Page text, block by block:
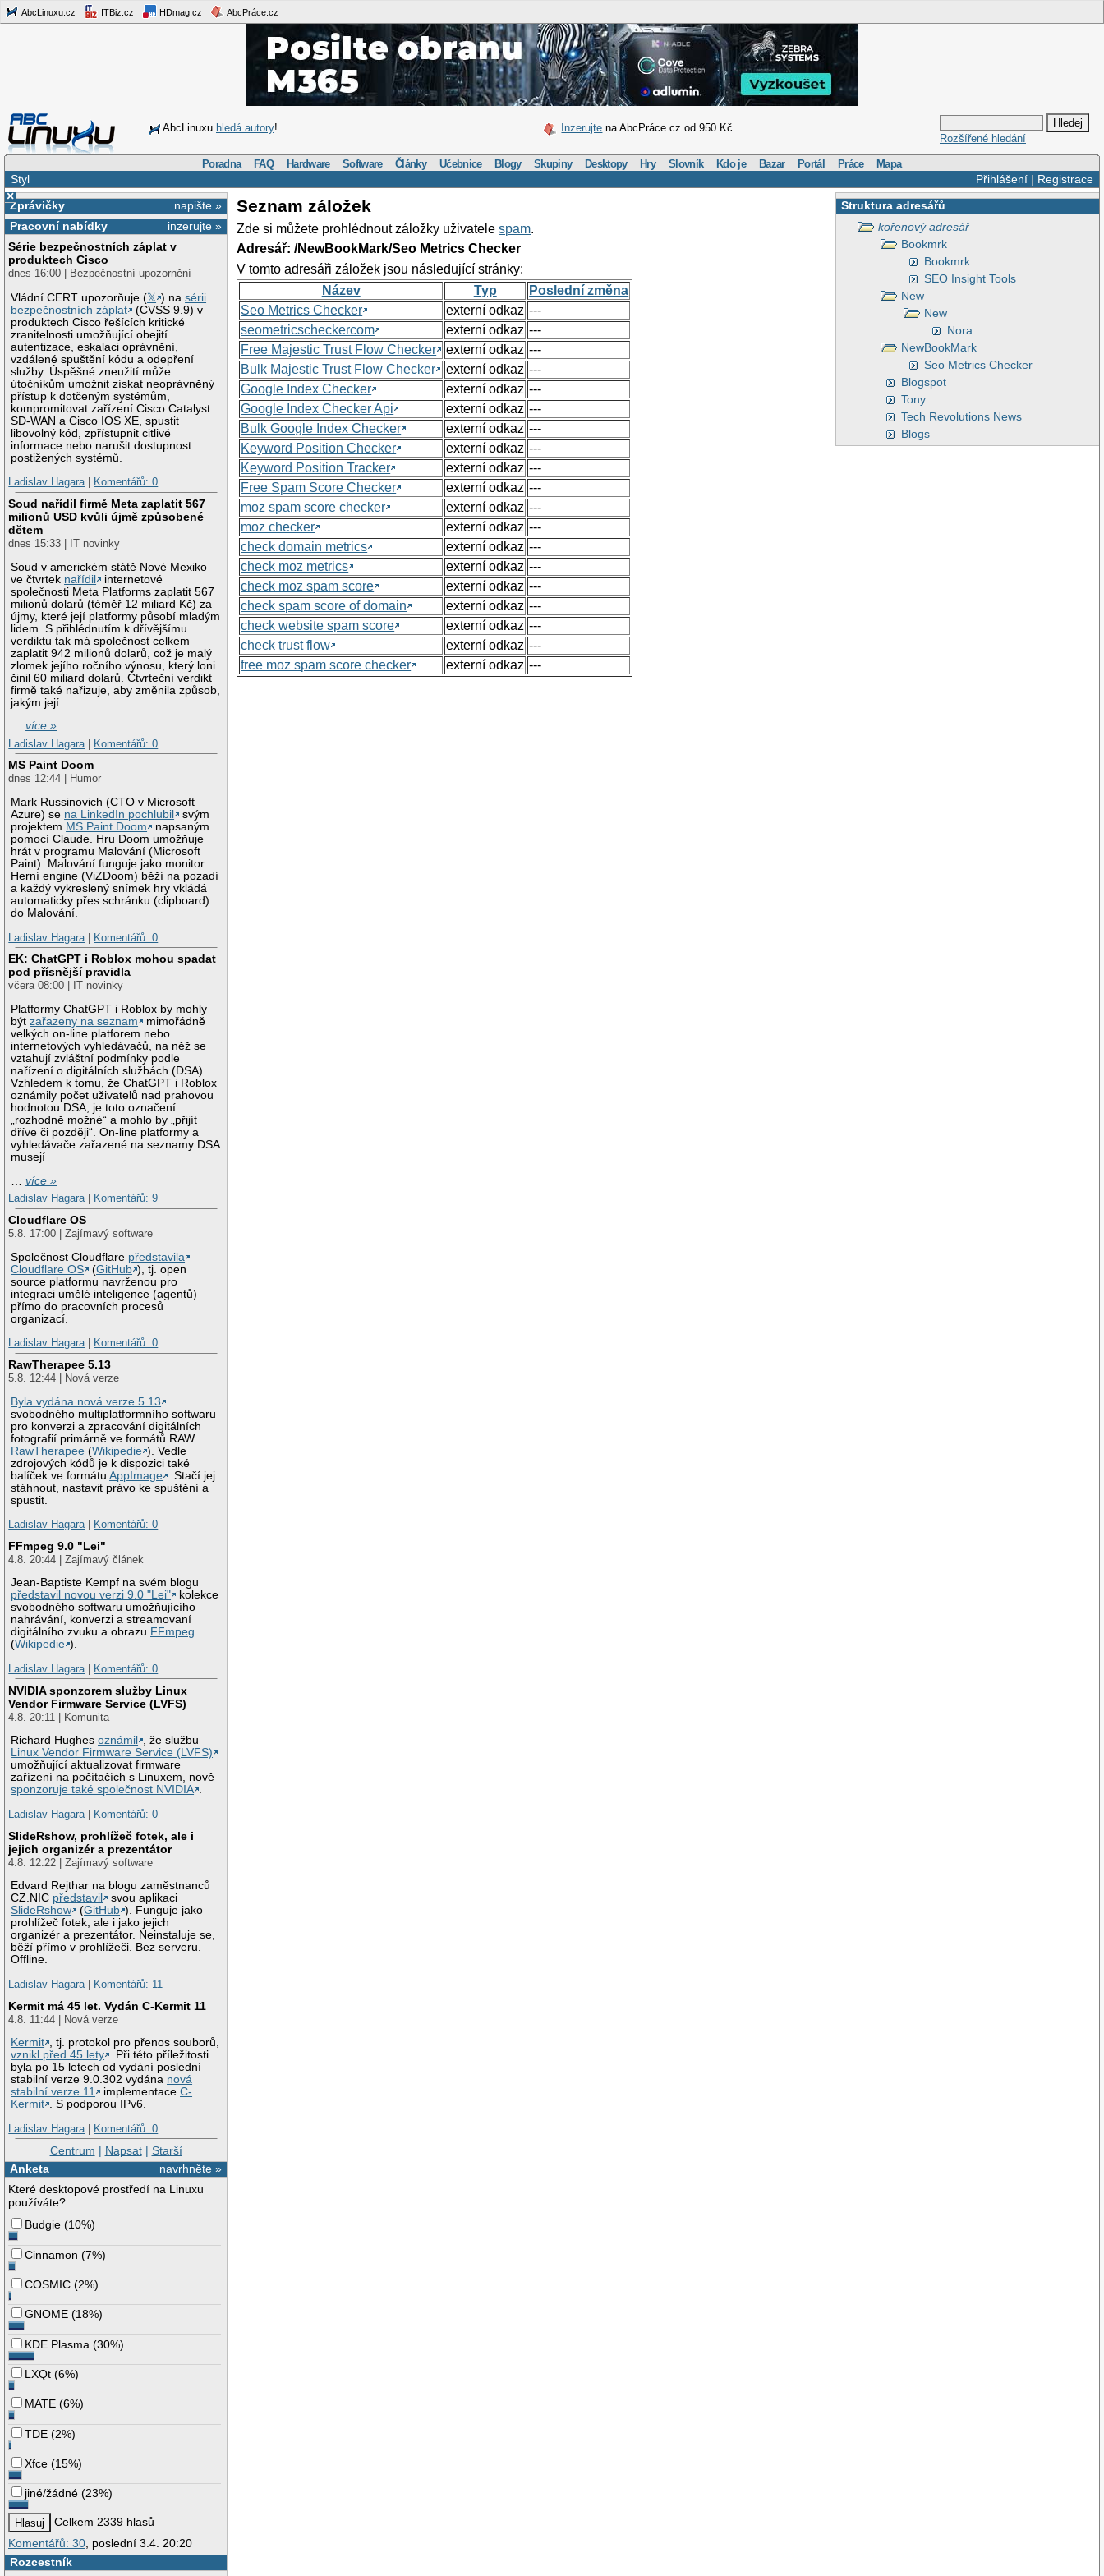
AbcLinuxu.cz ITBiz.cz HDmag.cz AbcPráce.cz
AbcLinuxu hledá autory! Inzerujte na AbcPráce.cz od 950 Kč
Rozšířené hledání
Poradna FAQ Hardware Software Články Učebnice Blogy Skupiny Desktopy Hry Slovník Kdo je Bazar Portál Práce Mapa
Přihlášení| Registrace
Styl
×
napište »
Zprávičky
inzerujte »
Pracovní nabídky
Série bezpečnostních záplat v
produktech Cisco
dnes 16:00 | Bezpečnostní upozornění
Vládní CERT upozorňuje (𝕏 ) nasérii
bezpečnostních záplat
(CVSS 9.9) v
produktech Cisco řešících kritické
zranitelnosti umožňující obejití
autentizace, eskalaci oprávnění,
vzdálené spuštění kódu a odepření
služby. Úspěšné zneužití může
útočníkům umožnit získat neoprávněný
přístup k dotčeným systémům,
kompromitovat zařízení Cisco Catalyst
SD-WAN a Cisco IOS XE, spustit
libovolný kód, zpřístupnit citlivé
informace nebo narušit dostupnost
postižených systémů.
Ladislav Hagara| Komentářů: 0
Soud nařídil firmě Meta zaplatit 567
milionů USD kvůli újmě způsobené
dětem
dnes 15:33 | IT novinky
Soud v americkém státě Nové Mexiko
ve čtvrtek nařídil
internetové
společnosti Meta Platforms zaplatit 567
milionů dolarů (téměř 12 miliard Kč) za
újmy, které její platformy působí mladým
lidem. S přihlédnutím k dřívějšímu
verdiktu tak má společnost celkem
zaplatit 942 milionů dolarů, což je malý
zlomek jejího ročního výnosu, který loni
činil 60 miliard dolarů. Čtvrteční verdikt
firmě také nařizuje, aby změnila způsob,
jakým její
…více »
Ladislav Hagara
Komentářů: 0
MS Paint Doom
dnes 12:44 | Humor
Mark Russinovich (CTO v Microsoft
Azure) se na LinkedIn pochlubil
svým
projektem MS Paint Doom
napsaným
pomocí Claude. Hru Doom umožňuje
hrát v programu Malování (Microsoft
Paint). Malování funguje jako monitor.
Herní engine (ViZDoom) běží na pozadí
a každý vykreslený snímek hry vkládá
automaticky přes schránku (clipboard)
do Malování.
Ladislav Hagara
Komentářů: 0
EK: ChatGPT i Roblox mohou spadat
pod přísnější pravidla
včera 08:00 | IT novinky
Platformy ChatGPT i Roblox by mohly
býtzařazeny na seznam
mimořádně
velkých on-line platforem nebo
internetových vyhledávačů, na něž se
vztahují zvláštní podmínky podle
nařízení o digitálních službách (DSA).
Vzhledem k tomu, že ChatGPT i Roblox
oznámily počet uživatelů nad prahovou
hodnotou DSA, je toto označení
„rozhodně možné“ a mohlo by „přijít
dříve či později“. On-line platformy a
vyhledávače zařazené na seznamy DSA
musejí
…více »
Ladislav Hagara| Komentářů: 9
Cloudflare OS
5.8. 17:00 | Zajímavý software
Společnost Cloudflare představila
Cloudflare OS
(GitHub ), tj. open
source platformu navrženou pro
integraci umělé inteligence (agentů)
přímo do pracovních procesů
organizací.
Ladislav Hagara| Komentářů: 0
RawTherapee 5.13
5.8. 12:44 | Nová verze
Byla vydána nová verze 5.13
svobodného multiplatformního softwaru
pro konverzi a zpracování digitálních
fotografií primárně ve formátů RAW
RawTherapee (Wikipedie ). Vedle
zdrojových kódů je k dispozici také
balíček ve formátuAppImage
. Stačí jej
stáhnout, nastavit právo ke spuštění a
spustit.
Ladislav Hagara| Komentářů: 0
FFmpeg 9.0 "Lei"
4.8. 20:44 | Zajímavý článek
Jean-Baptiste Kempf na svém blogu
představil novou verzi 9.0 "Lei"
kolekce
svobodného softwaru umožňujícího
nahrávání, konverzi a streamovaní
digitálního zvuku a obrazu FFmpeg
(Wikipedie ).
Ladislav Hagara| Komentářů: 0
NVIDIA sponzorem služby Linux
Vendor Firmware Service (LVFS)
4.8. 20:11 | Komunita
Richard Hughesoznámil
, že službu
Linux Vendor Firmware Service (LVFS)
umožňující aktualizovat firmware
zařízení na počítačích s Linuxem, nově
sponzoruje také společnost NVIDIA .
Ladislav Hagara| Komentářů: 0
SlideRshow, prohlížeč fotek, ale i
jejich organizér a prezentátor
4.8. 12:22 | Zajímavý software
Edvard Rejthar na blogu zaměstnanců
CZ.NIC představil
svou aplikaci
SlideRshow
(GitHub ). Funguje jako
prohlížeč fotek, ale i jako jejich
organizér a prezentátor. Neinstaluje se,
běží přímo v prohlížeči. Bez serveru.
Offline.
Ladislav Hagara| Komentářů: 11
Kermit má 45 let. Vydán C-Kermit 11
4.8. 11:44 | Nová verze
Kermit , tj. protokol pro přenos souborů,
vznikl před 45 lety . Při této příležitosti
byla po 15 letech od vydání poslední
stabilní verze 9.0.302 vydána nová
stabilní verze 11
implementaceC-
Kermit . S podporou IPv6.
Ladislav Hagara| Komentářů: 0
Centrum | Napsat| Starší
navrhněte »
Anketa
Které desktopové prostředí na Linuxu
používáte?
Budgie (10%)
Cinnamon (7%)
COSMIC (2%)
GNOME (18%)
KDE Plasma (30%)
LXQt (6%)
MATE (6%)
TDE (2%)
Xfce (15%)
jiné/žádné (23%)
Celkem 2339 hlasů
Komentářů: 30 , poslední 3.4. 20:20
Rozcestník
Struktura adresářů
kořenový adresář
Bookmrk
Bookmrk
SEO Insight Tools
New
New
Nora
NewBookMark
Seo Metrics Checker
Blogspot
Tony
Tech Revolutions News
Blogs
Seznam záložek
Zde si můžete prohlédnout záložky uživatelespam.
Adresář: /NewBookMark/Seo Metrics Checker
V tomto adresáři záložek jsou následující stránky:
Název
Typ
Poslední změna
Seo Metrics Checker
externí odkaz ---
seometricscheckercom
externí odkaz ---
Free Majestic Trust Flow Checker
externí odkaz ---
Bulk Majestic Trust Flow Checker
externí odkaz ---
Google Index Checker
externí odkaz ---
Google Index Checker Api
externí odkaz ---
Bulk Google Index Checker
externí odkaz ---
Keyword Position Checker
externí odkaz ---
Keyword Position Tracker
externí odkaz ---
Free Spam Score Checker
externí odkaz ---
moz spam score checker
externí odkaz ---
moz checker
externí odkaz ---
check domain metrics
externí odkaz ---
check moz metrics
externí odkaz ---
check moz spam score
externí odkaz ---
check spam score of domain
externí odkaz ---
check website spam score
externí odkaz ---
check trust flow
externí odkaz ---
free moz spam score checker
externí odkaz ---